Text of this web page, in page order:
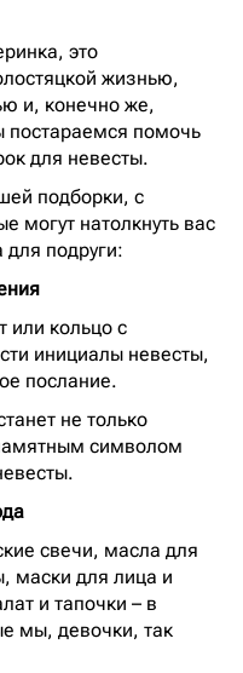
это
жизнью,
и, конечно же,
постараемся помочь
для невесты.
подборки, с
могут натолкнуть вас
подруги:
или кольцо с
инициалы невесты,
послание.
не только
символом
свечи, масла для
маски для лица и
и тапочки – в
мы, девочки, так